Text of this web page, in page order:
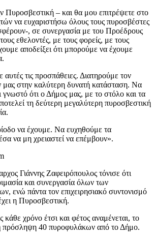
Πυροσβεστική – και θα μου επιτρέψετε στο
να ευχαριστήσω όλους τους πυροσβέστες
, σε συνεργασία με του Προέδρους
εθελοντές, με τους φορείς, με τους
αποδείξει ότι μπορούμε να έχουμε
τις προσπάθειες. Διατηρούμε τον
στην καλύτερη δυνατή κατάσταση. Να
γνωστό ότι ο Δήμος μας, με το στόλο και τα
τη δεύτερη μεγαλύτερη πυροσβεστική
να έχουμε. Να ευχηθούμε τα
να μη χρειαστεί να επέμβουν».
Γιάννης Ζαφειρόπουλος τόνισε ότι
και συνεργασία όλων των
ενώ πάντα τον επιχειρησιακό συντονισμό
η Πυροσβεστική.
κάθε χρόνο έτσι και φέτος αναμένεται, το
πρόσληψη 40 πυροφυλάκων από το Δήμο.